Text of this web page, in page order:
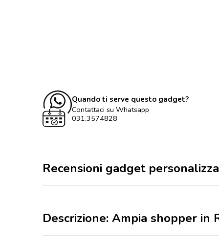
Quando ti serve questo gadget?
Contattaci su Whatsapp
031.3574828
Recensioni gadget
Descrizione: Ampia shopper in